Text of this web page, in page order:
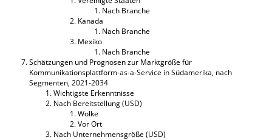
Nach Branche
Kanada
Nach Branche
Mexiko
Nach Branche
Schätzungen und Prognosen zur Marktgröße für
Kommunikationsplattform-as-a-Service in Südamerika, nach
Segmenten, 2021-2034
Wichtigste Erkenntnisse
Nach Bereitstellung (USD)
Wolke
Vor Ort
Nach Unternehmensgröße (USD)